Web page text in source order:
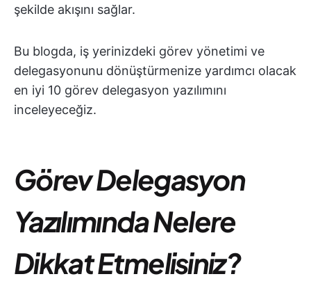
şekilde akışını sağlar.
Bu blogda, iş yerinizdeki görev yönetimi ve
delegasyonunu dönüştürmenize yardımcı olacak
en iyi 10 görev delegasyon yazılımını
inceleyeceğiz.
Görev Delegasyon
Yazılımında Nelere
Dikkat Etmelisiniz?